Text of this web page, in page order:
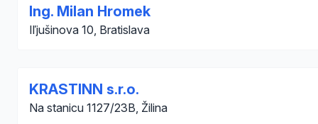
Ing. Milan Hromek
Iľjušinova 10, Bratislava
KRASTINN s.r.o.
Na stanicu 1127/23B, Žilina